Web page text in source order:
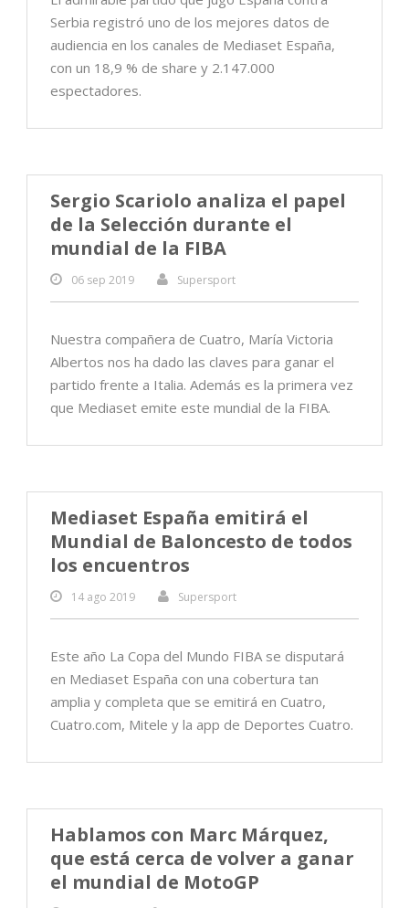
Serbia registró uno de los mejores datos de
audiencia en los canales de Mediaset España,
con un 18,9 % de share y 2.147.000
espectadores.
Sergio Scariolo analiza el papel
de la Selección durante el
mundial de la FIBA
06 sep 2019 Supersport
Nuestra compañera de Cuatro, María Victoria
Albertos nos ha dado las claves para ganar el
partido frente a Italia. Además es la primera vez
que Mediaset emite este mundial de la FIBA.
Mediaset España emitirá el
Mundial de Baloncesto de todos
los encuentros
14 ago 2019 Supersport
Este año La Copa del Mundo FIBA se disputará
en Mediaset España con una cobertura tan
amplia y completa que se emitirá en Cuatro,
Cuatro.com, Mitele y la app de Deportes Cuatro.
Hablamos con Marc Márquez,
que está cerca de volver a ganar
el mundial de MotoGP